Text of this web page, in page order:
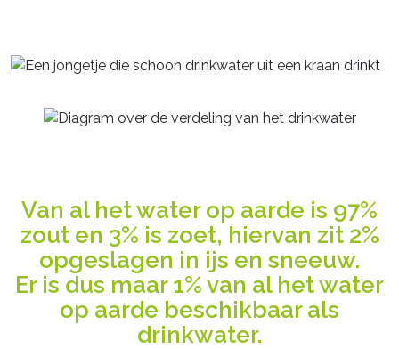
Van al het water op aarde is 97%
zout en 3% is zoet, hiervan zit 2%
opgeslagen in ijs en sneeuw.
Er is dus maar 1% van al het water
op aarde beschikbaar als
drinkwater.